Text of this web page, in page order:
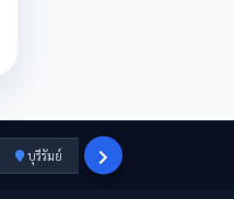
บุรีรัมย์